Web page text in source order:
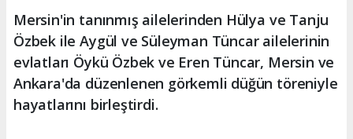
Mersin'in tanınmış ailelerinden Hülya ve Tanju
Özbek ile Aygül ve Süleyman Tüncar ailelerinin
evlatları Öykü Özbek ve Eren Tüncar, Mersin ve
Ankara'da düzenlenen görkemli düğün töreniyle
hayatlarını birleştirdi.